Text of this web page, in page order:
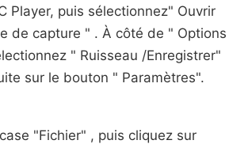
Player, puis sélectionnez" Ouvrir
de capture " . À côté de " Options
" Ruisseau /Enregistrer"
sur le bouton " Paramètres".
"Fichier" , puis cliquez sur